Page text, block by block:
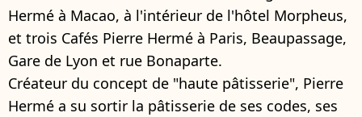
Hermé à Macao, à l'intérieur de l'hôtel Morpheus,
et trois Cafés Pierre Hermé à Paris, Beaupassage,
Gare de Lyon et rue Bonaparte.
Créateur du concept de "haute pâtisserie", Pierre
Hermé a su sortir la pâtisserie de ses codes, ses